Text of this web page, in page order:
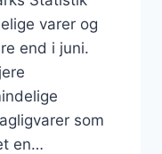
varer og
end i juni.
som
en…